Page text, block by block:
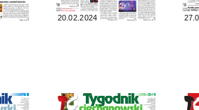
20.02.2024